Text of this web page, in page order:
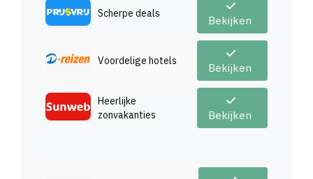
Scherpe deals
Bekijken
Voordelige hotels
Bekijken
Heerlijke
zonvakanties
Bekijken